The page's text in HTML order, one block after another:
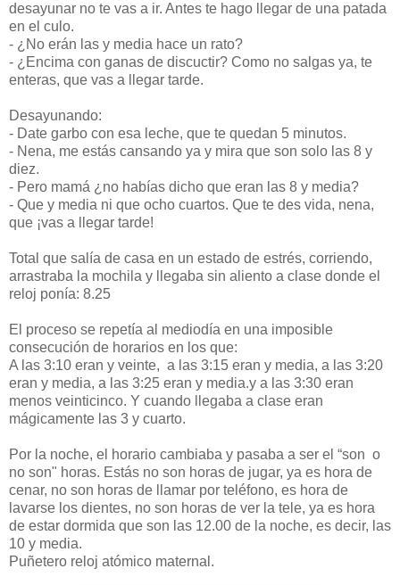
desayunar no te vas a ir. Antes te hago llegar de una patada
en el culo.
- ¿No erán las y media hace un rato?
- ¿Encima con ganas de discuctir? Como no salgas ya, te
enteras, que vas a llegar tarde.
Desayunando:
- Date garbo con esa leche, que te quedan 5 minutos.
- Nena, me estás cansando ya y mira que son solo las 8 y
diez.
- Pero mamá ¿no habías dicho que eran las 8 y media?
- Que y media ni que ocho cuartos. Que te des vida, nena,
que ¡vas a llegar tarde!
Total que salía de casa en un estado de estrés, corriendo,
arrastraba la mochila y llegaba sin aliento a clase donde el
reloj ponía: 8.25
El proceso se repetía al mediodía en una imposible
consecución de horarios en los que:
A las 3:10 eran y veinte, a las 3:15 eran y media, a las 3:20
eran y media, a las 3:25 eran y media.y a las 3:30 eran
menos veinticinco. Y cuando llegaba a clase eran
mágicamente las 3 y cuarto.
Por la noche, el horario cambiaba y pasaba a ser el “son o
no son" horas. Estás no son horas de jugar, ya es hora de
cenar, no son horas de llamar por teléfono, es hora de
lavarse los dientes, no son horas de ver la tele, ya es hora
de estar dormida que son las 12.00 de la noche, es decir, las
10 y media.
Puñetero reloj atómico maternal.